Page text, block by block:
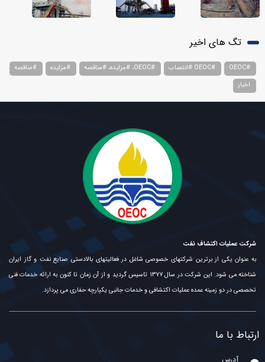
تگ های اخیر
#OEOC #OEOC #انتصاب #OEOC، #مزایده، #مناقصه #مزایده
#مناقصه
اخبار
شرکت عملیات اکتشاف نفت
به عنوان یکی از برترین شرکتهای خصوصی شاغل در فعالیتهای بالادستی صنایع نفت و گاز ایران
شناخته می شود. این شرکت در سال ۱۳۷۷ تاسیس گردید و از آن زمان تا کنون به ارائه خدمات فنی
تخصصی در دو زمینه عمده عملیات اکتشافی و خدمات جانبی یکپارچه حفاری می پردازد.
ارتباط با ما
آدرس